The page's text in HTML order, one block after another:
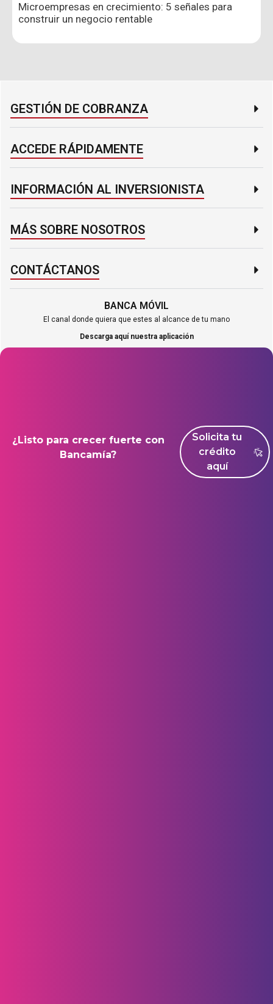
¿Listo para crecer fuerte con
Bancamía?
Solicita tu
crédito
aquí
Microempresas en crecimiento: 5 señales para
construir un negocio rentable
GESTIÓN DE COBRANZA​
ACCEDE RÁPIDAMENTE​
INFORMACIÓN AL INVERSIONISTA​
MÁS SOBRE NOSOTROS​
CONTÁCTANOS​
BANCA MÓVIL
El canal donde quiera que estes al alcance de tu mano
Descarga aquí nuestra aplicación